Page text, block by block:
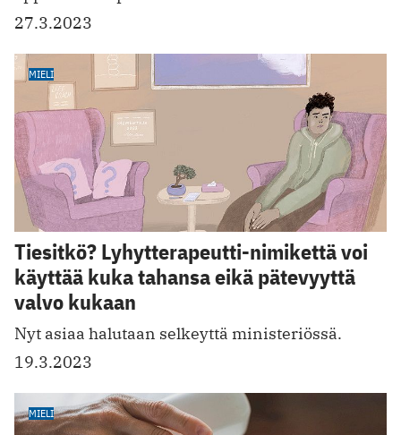
27.3.2023
MIELI
Tiesitkö? Lyhytterapeutti-nimikettä voi
käyttää kuka tahansa eikä pätevyyttä
valvo kukaan
Nyt asiaa halutaan selkeyttä ministeriössä.
19.3.2023
MIELI